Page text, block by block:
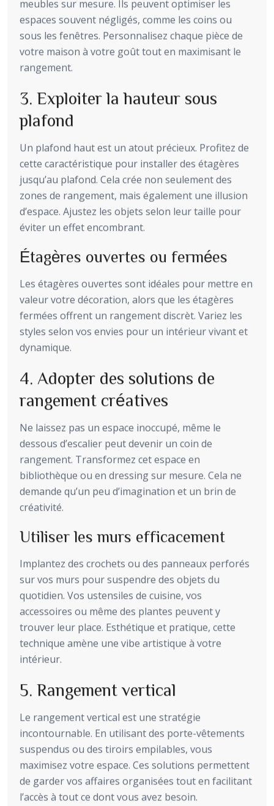
meubles sur mesure. Ils peuvent optimiser les
espaces souvent négligés, comme les coins ou
sous les fenêtres. Personnalisez chaque pièce de
votre maison à votre goût tout en maximisant le
rangement.
3. Exploiter la hauteur sous
plafond
Un plafond haut est un atout précieux. Profitez de
cette caractéristique pour installer des étagères
jusqu’au plafond. Cela crée non seulement des
zones de rangement, mais également une illusion
d’espace. Ajustez les objets selon leur taille pour
éviter un effet encombrant.
Étagères ouvertes ou fermées
Les étagères ouvertes sont idéales pour mettre en
valeur votre décoration, alors que les étagères
fermées offrent un rangement discrèt. Variez les
styles selon vos envies pour un intérieur vivant et
dynamique.
4. Adopter des solutions de
rangement créatives
Ne laissez pas un espace inoccupé, même le
dessous d’escalier peut devenir un coin de
rangement. Transformez cet espace en
bibliothèque ou en dressing sur mesure. Cela ne
demande qu’un peu d’imagination et un brin de
créativité.
Utiliser les murs efficacement
Implantez des crochets ou des panneaux perforés
sur vos murs pour suspendre des objets du
quotidien. Vos ustensiles de cuisine, vos
accessoires ou même des plantes peuvent y
trouver leur place. Esthétique et pratique, cette
technique amène une vibe artistique à votre
intérieur.
5. Rangement vertical
Le rangement vertical est une stratégie
incontournable. En utilisant des porte-vêtements
suspendus ou des tiroirs empilables, vous
maximisez votre espace. Ces solutions permettent
de garder vos affaires organisées tout en facilitant
l’accès à tout ce dont vous avez besoin.